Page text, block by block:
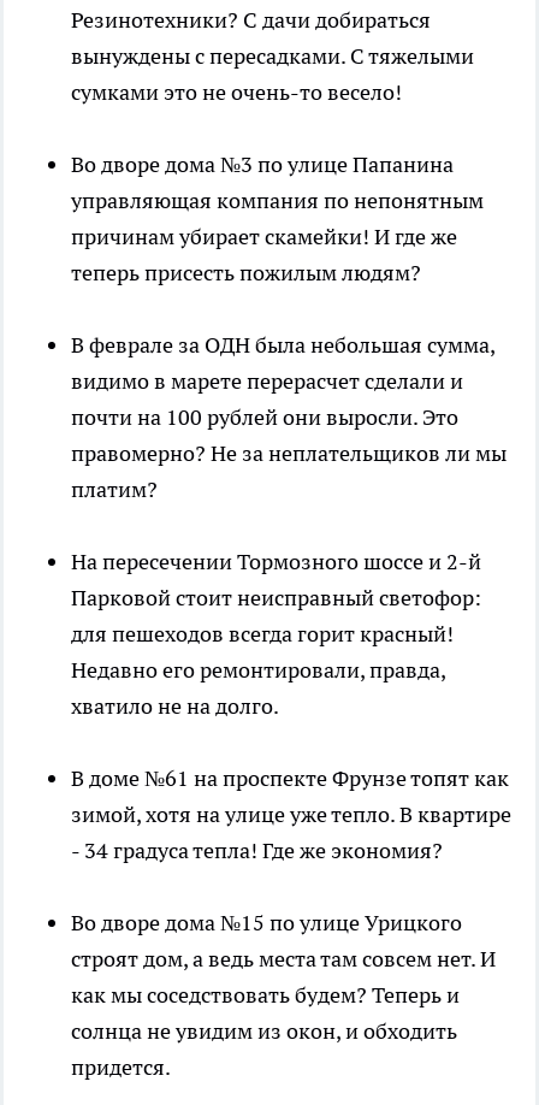
Резинотехники? С дачи добираться
вынуждены с пересадками. С тяжелыми
сумками это не очень-то весело!
Во дворе дома №3 по улице Папанина
управляющая компания по непонятным
причинам убирает скамейки! И где же
теперь присесть пожилым людям?
В феврале за ОДН была небольшая сумма,
видимо в марете перерасчет сделали и
почти на 100 рублей они выросли. Это
правомерно? Не за неплательщиков ли мы
платим?
На пересечении Тормозного шоссе и 2-й
Парковой стоит неисправный светофор:
для пешеходов всегда горит красный!
Недавно его ремонтировали, правда,
хватило не на долго.
В доме №61 на проспекте Фрунзе топят как
зимой, хотя на улице уже тепло. В квартире
- 34 градуса тепла! Где же экономия?
Во дворе дома №15 по улице Урицкого
строят дом, а ведь места там совсем нет. И
как мы соседствовать будем? Теперь и
солнца не увидим из окон, и обходить
придется.